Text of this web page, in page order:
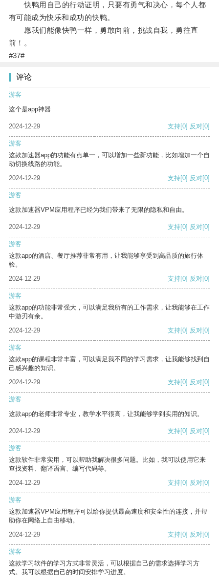
快鸭用自己的行动证明，只要有勇气和决心，每个人都
有可能成为快乐和成功的快鸭。
愿我们能像快鸭一样，勇敢向前，挑战自我，勇往直
前！。
#37#
评论
游客
这个是app神器
2024-12-29 支持[0] 反对[0]
游客
这款加速器app的功能有点单一，可以增加一些新功能，比如增加一个自
动切换线路的功能。
2024-12-29
支持[0] 反对[0]
游客
这款加速器VPM应用程序已经为我们带来了无限的隐私和自由。
2024-12-29 支持[0] 反对[0]
游客
这款app的酒店、餐厅推荐非常有用，让我能够享受到高品质的旅行体
验。
2024-12-29
支持[0] 反对[0]
游客
这款app的功能非常强大，可以满足我所有的工作需求，让我能够在工作
中游刃有余。
2024-12-29
支持[0] 反对[0]
游客
这款app的课程非常丰富，可以满足我不同的学习需求，让我能够找到自
己感兴趣的知识。
2024-12-29
支持[0] 反对[0]
游客
这款app的老师非常专业，教学水平很高，让我能够学到实用的知识。
2024-12-29 支持[0] 反对[0]
游客
这款软件非常实用，可以帮助我解决很多问题。比如，我可以使用它来
查找资料、翻译语言、编写代码等。
2024-12-29
支持[0] 反对[0]
游客
这款加速器VPM应用程序可以给你提供最高速度和安全性的连接，并帮
助你在网络上自由移动。
2024-12-29
支持[0] 反对[0]
游客
这款学习软件的学习方式非常灵活，可以根据自己的需求选择学习方
式。我可以根据自己的时间安排学习进度。